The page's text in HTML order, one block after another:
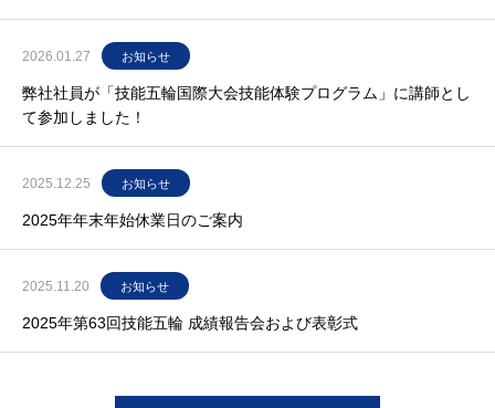
2026.01.27 お知らせ
弊社社員が「技能五輪国際大会技能体験プログラム」に講師とし
て参加しました！
2025.12.25 お知らせ
2025年年末年始休業日のご案内
2025.11.20 お知らせ
2025年第63回技能五輪 成績報告会および表彰式